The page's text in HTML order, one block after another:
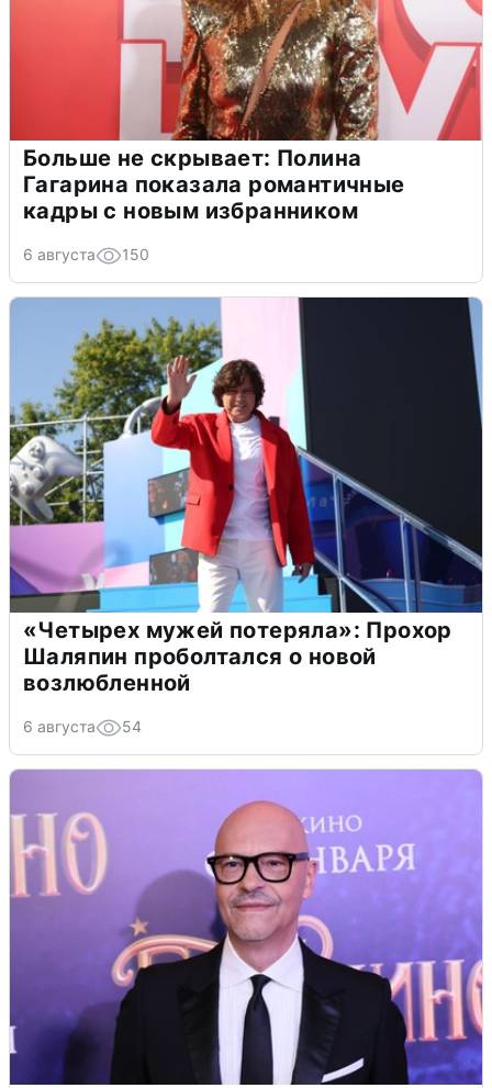
Больше не скрывает: Полина
Гагарина показала романтичные
кадры с новым избранником
6 августа 150
«Четырех мужей потеряла»: Прохор
Шаляпин проболтался о новой
возлюбленной
6 августа 54